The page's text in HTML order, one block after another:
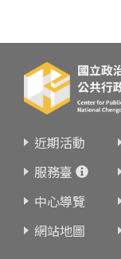
近期活動
服務臺
中心導覽
網站地圖